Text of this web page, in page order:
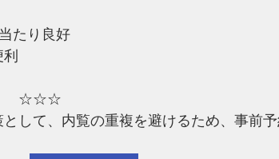
たり良好
　☆☆☆
して、内覧の重複を避けるため、事前